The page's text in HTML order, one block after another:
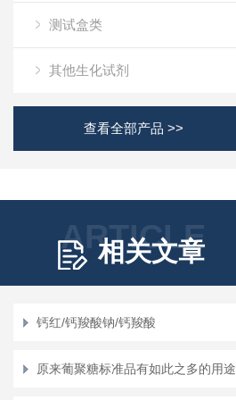
测试盒类
其他生化试剂
查看全部产品 >>
ARTICLE
相关文章
钙红/钙羧酸钠/钙羧酸
原来葡聚糖标准品有如此之多的用途